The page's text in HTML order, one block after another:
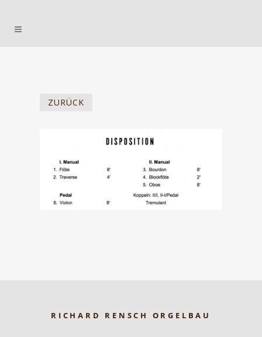
ZURÜCK
RICHARD RENSCH ORGELBAU